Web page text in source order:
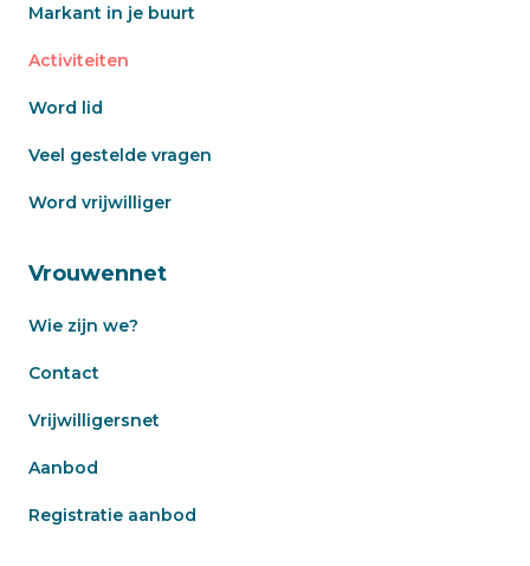
Markant in je buurt
Activiteiten
Word lid
Veel gestelde vragen
Word vrijwilliger
Vrouwennet
Wie zijn we?
Contact
Vrijwilligersnet
Aanbod
Registratie aanbod